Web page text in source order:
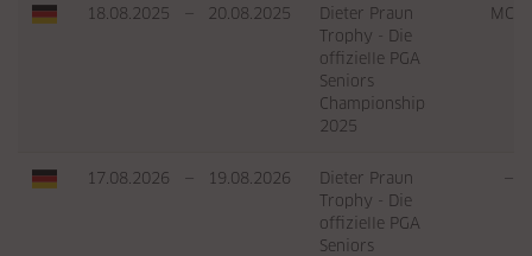
18.08.2025 — 20.08.2025
Dieter Praun
Trophy - Die
offizielle PGA
Seniors
Championship
2025
MC
17.08.2026 — 19.08.2026
Dieter Praun
Trophy - Die
offizielle PGA
Seniors
—